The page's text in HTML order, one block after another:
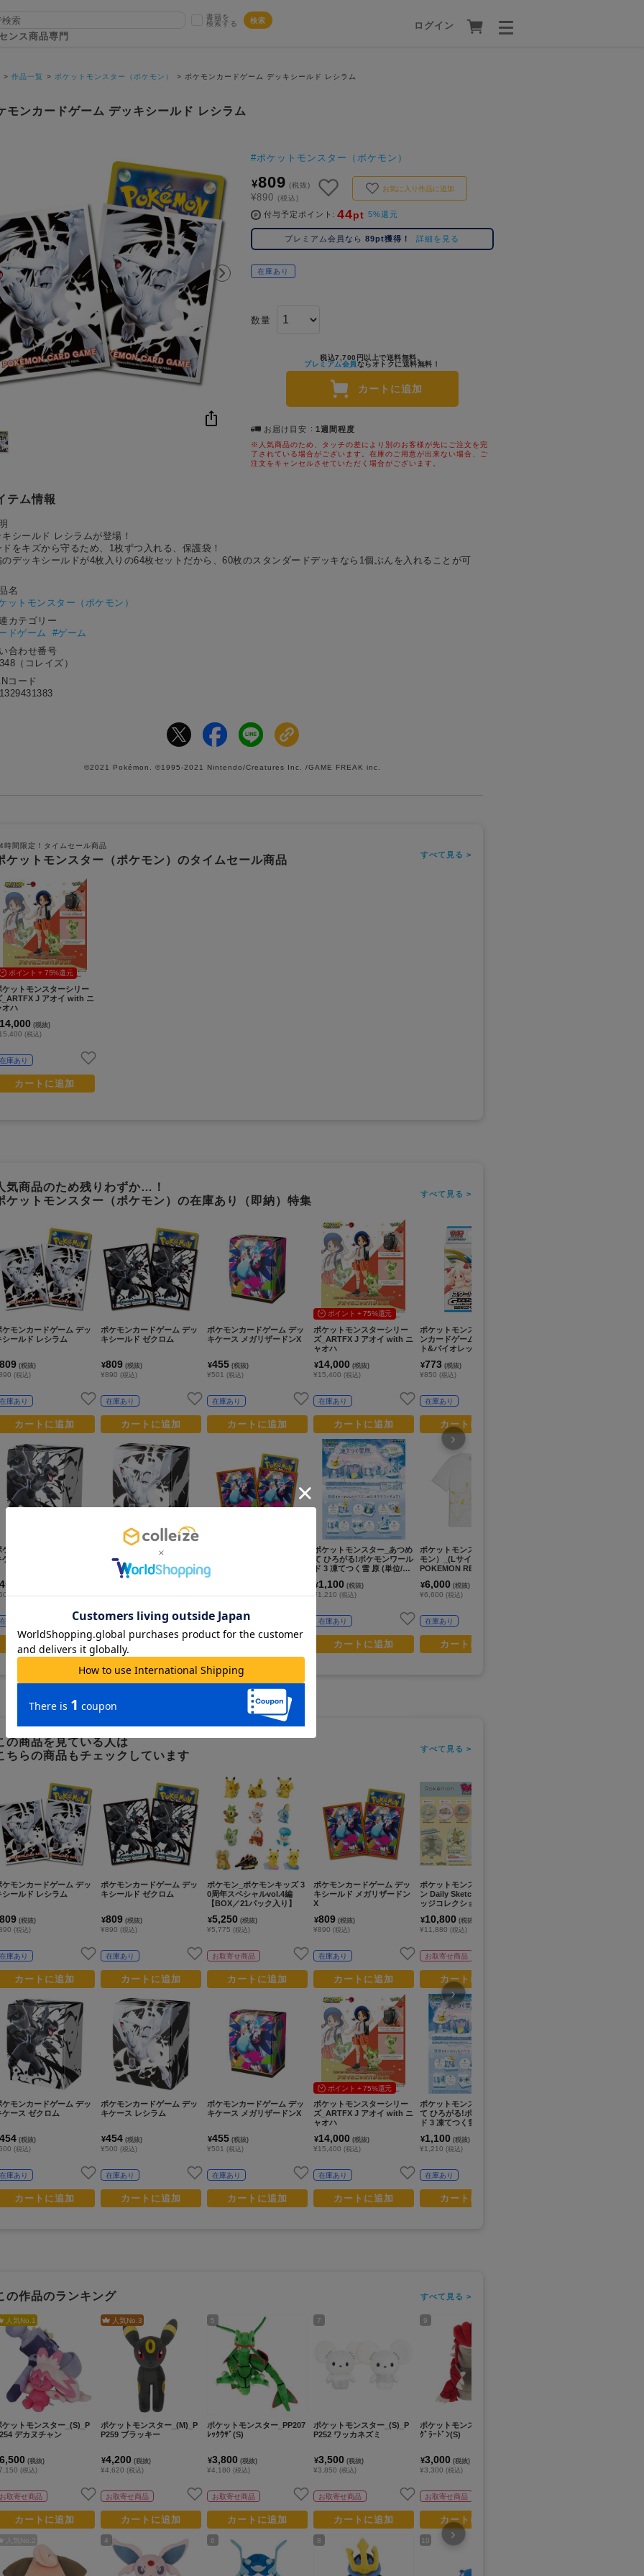
ンス商品専門
書籍を
検索する
検索 ログイン
作品一覧 ポケットモンスター（ポケモン） ポケモンカードゲーム デッキシールド レシラム
モンカードゲーム デッキシールド レシラム
#ポケットモンスター（ポケモン）
¥809 (税抜)
¥890 (税込)
お気に入り作品に追加
付与予定ポイント 44pt 5%還元
プレミアム会員なら89pt獲得！ 詳細を見る
在庫あり
数量
税込7,700円以上で送料無料。
プレミアム会員ならオトクに送料無料！
カートに追加
お届け目安 1週間程度
※人気商品のため、タッチの差により別のお客様が先にご注文を完
了されている場合がございます。在庫のご用意が出来ない場合、ご
注文をキャンセルさせていただく場合がございます。
テム情報
シールド レシラムが登場！
ドをキズから守るため、1枚ずつ入れる、保護袋！
のデッキシールドが4枚入りの64枚セットだから、60枚のスタンダードデッキなら1個ぶんを入れることが可
名
ットモンスター（ポケモン）
カテゴリー
ドゲーム
#ゲーム
合わせ番号
（コレイズ）
コード
©2021 Pokémon. ©1995-2021 Nintendo/Creatures Inc. /GAME FREAK inc.
時間限定！タイムセール商品
ケットモンスター（ポケモン）のタイムセール商品 すべて見る >
ポイント + 75%還元
ケットモンスターシリー
_ARTFX J アオイ with ニ
オハ
14,000 (税抜)
(税込)
在庫あり
カートに追加
気商品のため残りわずか…！
ケットモンスター（ポケモン）の在庫あり（即納）特集
すべて見る >
ケモンカードゲーム デッ
シールド レシラム
809 (税抜)
(税込)
在庫あり
カートに追加
ケモンカードゲーム デッ
ケース ゼクロム
454
(税込)
在庫あり
カートに追加
ポケモンカードゲーム デッ
キシールド ゼクロム
¥809 (税抜)
¥890(税込)
在庫あり
カートに追加
ポケモンカードゲーム デッ
キケース レシラム
¥500(税込)
在庫あり
カートに追加
ポケモンカードゲーム デッ
キケース メガリザードンX
¥455 (税抜)
¥501 (税込)
在庫あり
カートに追加
X
¥890(税込)
在庫あり
ポイント + 75%還元
ポケットモンスターシリー
ズ_ARTFX J アオイ with ニ
ャオハ
¥14,000 (税抜)
¥15,400 (税込)
在庫あり
カートに追加
ポケットモンスター_あつめ
て ひろがる!ポケモンワール
ド 3 凍てつく雪 原 (単位/PC
¥1,100 (税抜)
¥1,210 (税込)
在庫あり
カートに追加
ポケットモンスター_ポケモ
ンカードゲーム スカーレッ
ト&バイオレット スタート
ンex・マホイップex
¥773 (税抜)
¥850 (税込)
在庫あり
カートに追加
ポケットモンスター（ポケ
モン）_(Lサイズ)_PUMA X
POKEMON RELAXED GR
E
¥6,000 (税抜)
¥6,600 (税込)
在庫あり
カートに追加
›
の商品を見ている人は
ちらの商品もチェックしています
すべて見る >
ケモンカードゲーム デッ
シールド レシラム
809 (税抜)
(税込)
在庫あり
カートに追加
ケモンカードゲーム デッ
ケース ゼクロム
454 (税抜)
(税込)
在庫あり
カートに追加
ポケモンカードゲーム デッ
キシールド ゼクロム
¥809 (税抜)
¥890(税込)
在庫あり
カートに追加
ポケモンカードゲーム デッ
キケース レシラム
¥454 (税抜)
¥500(税込)
在庫あり
カートに追加
ポケモン_ポケモンキッズ 3
0周年スペシャルvol.4編
【BOX／21パック入り】
¥5,250 (税抜)
¥5,775 (税込)
お取寄せ商品
カートに追加
ポケモンカードゲーム デッ
キケース メガリザードンX
¥455 (税抜)
¥501 (税込)
在庫あり
カートに追加
ポケモンカードゲーム デッ
キシールド メガリザードン
X
¥809 (税抜)
¥890 (税込)
在庫あり
カートに追加
ポイント + 75%還元
ポケットモンスターシリー
ズ_ARTFX J アオイ with ニ
ャオハ
¥14,000 (税抜)
¥15,400 (税込)
在庫あり
カートに追加
ポケットモンスター_ポケモ
ン Daily Sketch PACHITバ
ッジコレクション(アソート
¥10,800 (税抜)
¥11,880 (税込)
お取寄せ商品
カートに追加
ポケットモンスター_あつめ
て ひろがる!ポケモンワール
ド 3 凍てつく雪 原 (単位/PC
¥1,100 (税抜)
¥1,210 (税込)
在庫あり
カートに追加
›
の作品のランキング すべて見る >
人気No. 1
ケットモンスター_(S)_P
デカヌチャン
6,500 (税抜)
(税込)
お取寄せ商品
カートに追加
人気No.
人気No.3
ポケットモンスター_(M)_P
P259 ブラッキー
¥4,200 (税抜)
¥4,620(税込)
お取寄せ商品
カートに追加
4
5
ポケットモンスター_PP207
ﾚｯｸｳｻﾞ(S)
¥3,800 (税抜)
¥4,180 (税込)
お取寄せ商品
カートに追加
6
7
ポケットモンスター_(S)_P
P252 ワッカネズミ
¥3,500 (税抜)
¥3,850 (税込)
お取寄せ商品
カートに追加
8
9
ポケットモンスター_PP206
ｸﾞﾗｰﾄﾞﾝ(S)
¥3,000 (税抜)
¥3,300 (税込)
お取寄せ商品
カートに追加
10 ›